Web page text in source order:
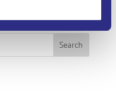
Search